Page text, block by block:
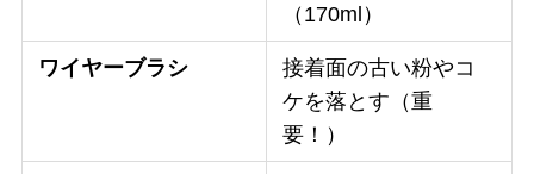
（170ml）
ワイヤーブラシ
接着面の古い粉やコ
ケを落とす（重
要！）